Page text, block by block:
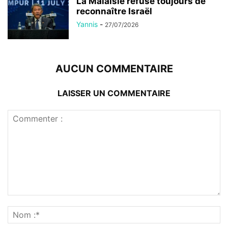
reconnaître Israël
Yannis - 27/07/2026
AUCUN COMMENTAIRE
LAISSER UN COMMENTAIRE